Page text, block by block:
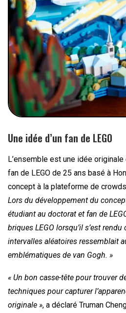
Une idée d’un fan de LEGO
L’ensemble est une idée originale
fan de LEGO de 25 ans basé à
concept à la plateforme de
Lors du développement du
étudiant au doctorat et fan de
briques LEGO lorsqu’il s’est
intervalles aléatoires ressemblait
emblématiques de van Gogh. »
« Un bon casse-tête pour trouver
techniques pour capturer
originale », a déclaré Truman